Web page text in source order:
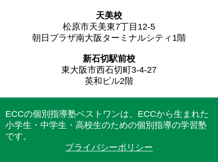
天美校
松原市天美東7丁目12-5
朝日プラザ南大阪ターミナルシティ1階
新石切駅前校
東大阪市西石切町3-4-27
英和ビル2階
ECCの個別指導塾ベストワンは、ECCから生まれた
小学生・中学生・高校生のための個別指導の学習塾
です。
プライバシーポリシー